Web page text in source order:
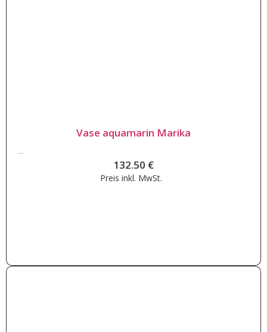
Vase aquamarin Marika
132.50 €
132.50 €
Preis inkl. MwSt.